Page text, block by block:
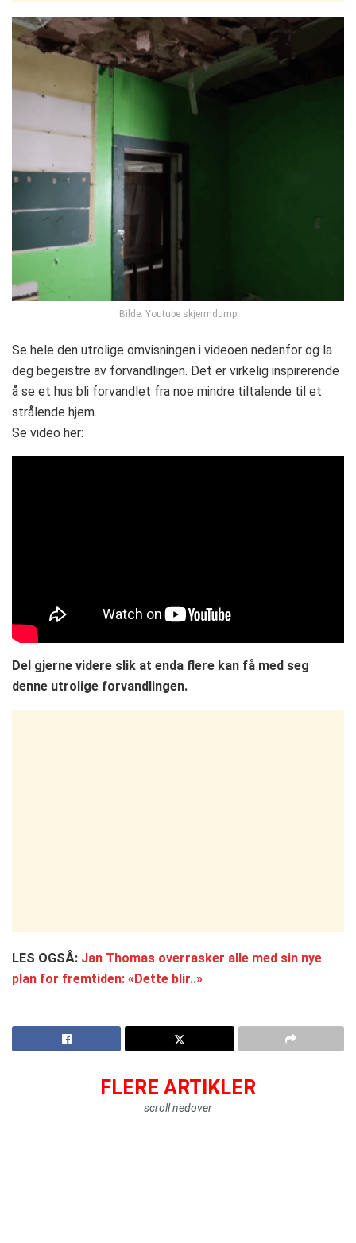
Bilde: Youtube skjermdump
Se hele den utrolige omvisningen i videoen nedenfor og la
deg begeistre av forvandlingen. Det er virkelig inspirerende
å se et hus bli forvandlet fra noe mindre tiltalende til et
strålende hjem.
Se video her:
Del gjerne videre slik at enda flere kan få med seg
denne utrolige forvandlingen.
LES OGSÅ: Jan Thomas overrasker alle med sin nye
plan for fremtiden: «Dette blir..»
FLERE ARTIKLER
scroll nedover